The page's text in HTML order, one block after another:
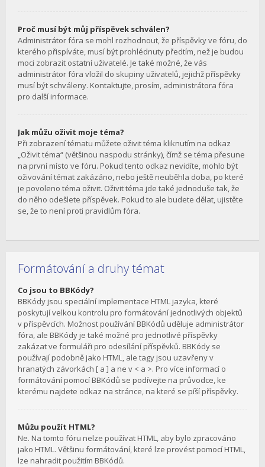
Proč musí být můj příspěvek schválen?
Administrátor fóra se mohl rozhodnout, že příspěvky ve fóru, do
kterého přispíváte, musí být prohlédnuty předtím, než je budou
moci zobrazit ostatní uživatelé. Je také možné, že vás
administrátor fóra vložil do skupiny uživatelů, jejichž příspěvky
musí být schváleny. Kontaktujte, prosím, administrátora fóra
pro další informace.
Jak můžu oživit moje téma?
Při zobrazení tématu můžete oživit téma kliknutím na odkaz
„Oživit téma“ (většinou naspodu stránky), čímž se téma přesune
na první místo ve fóru. Pokud tento odkaz nevidíte, mohlo být
oživování témat zakázáno, nebo ještě neuběhla doba, po které
je povoleno téma oživit. Oživit téma jde také jednoduše tak, že
do něho odešlete příspěvek. Pokud to ale budete dělat, ujistěte
se, že to není proti pravidlům fóra.
Formátování a druhy témat
Co jsou to BBKódy?
BBKódy jsou speciální implementace HTML jazyka, které
poskytují velkou kontrolu pro formátování jednotlivých objektů
v příspěvcích. Možnost používání BBKódů uděluje administrátor
fóra, ale BBKódy je také možné pro jednotlivé příspěvky
zakázat ve formuláři pro odesílání příspěvků. BBKódy se
používají podobně jako HTML, ale tagy jsou uzavřeny v
hranatých závorkách [ a ] a ne v < a >. Pro více informací o
formátování pomocí BBKódů se podívejte na průvodce, ke
kterému najdete odkaz na stránce, na které se píší příspěvky.
Můžu použít HTML?
Ne. Na tomto fóru nelze používat HTML, aby bylo zpracováno
jako HTML. Většinu formátování, které lze provést pomocí HTML,
lze nahradit použitím BBKódů.